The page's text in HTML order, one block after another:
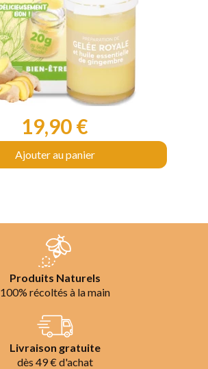
Prix
19,90 €
Ajouter au panier
Produits Naturels
100% récoltés à la main
Livraison gratuite
dès 49 € d'achat